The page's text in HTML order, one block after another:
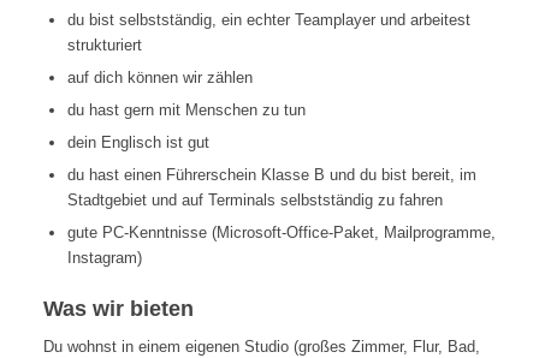
du bist selbstständig, ein echter Teamplayer und arbeitest
strukturiert
auf dich können wir zählen
du hast gern mit Menschen zu tun
dein Englisch ist gut
du hast einen Führerschein Klasse B und du bist bereit, im
Stadtgebiet und auf Terminals selbstständig zu fahren
gute PC-Kenntnisse (Microsoft-Office-Paket, Mailprogramme,
Instagram)
Was wir bieten
Du wohnst in einem eigenen Studio (großes Zimmer, Flur, Bad,